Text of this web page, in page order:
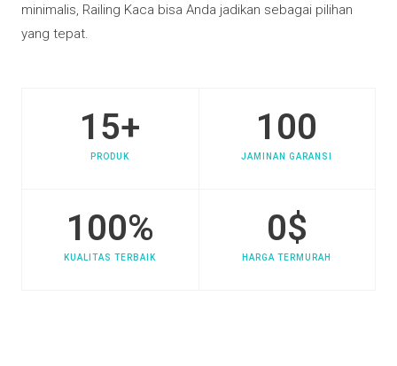
minimalis, Railing Kaca bisa Anda jadikan sebagai pilihan
yang tepat.
15+
PRODUK
100
JAMINAN GARANSI
100%
KUALITAS TERBAIK
0$
HARGA TERMURAH